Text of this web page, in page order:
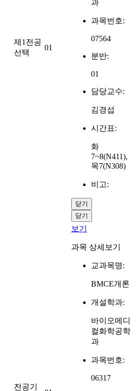
제1전공
선택
01
과
과목번호:
07564
분반:
01
담당교수:
김경섭
시간표:
화
7~8(N411),
목7(N308)
비고:
닫기
닫기
전공기
보기
과목 상세보기
교과목명:
BMCE개론
개설학과:
바이오메디
컬화학공학
과
과목번호:
06317